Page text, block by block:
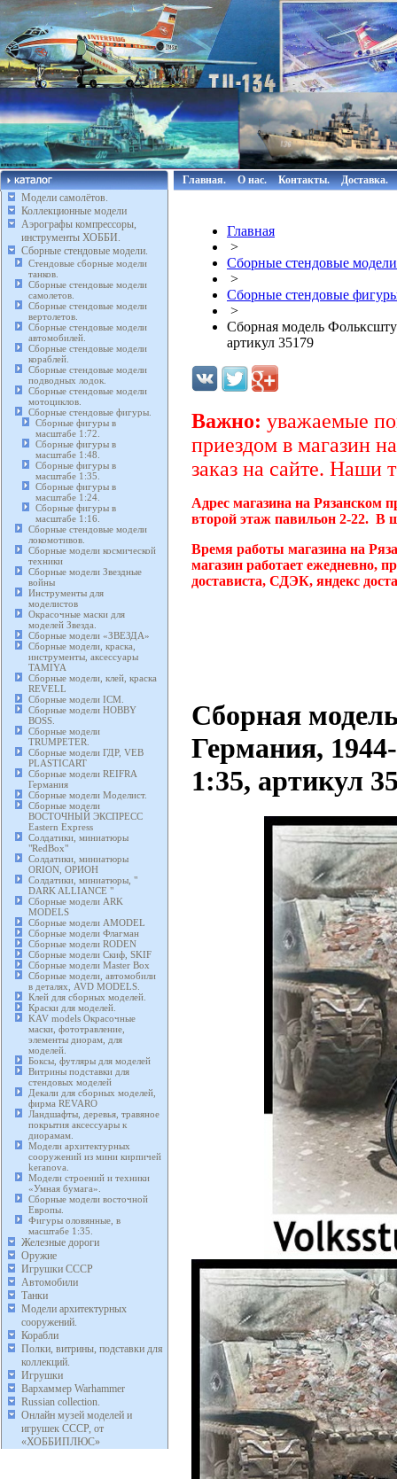
Модели самолётов.
Коллекционные модели
Аэрографы компрессоры,
инструменты ХОББИ.
Сборные стендовые модели.
Стендовые сборные модели
танков.
Сборные стендовые модели
самолетов.
Сборные стендовые модели
вертолетов.
Сборные стендовые модели
автомобилей.
Сборные стендовые модели
кораблей.
Сборные стендовые модели
подводных лодок.
Сборные стендовые модели
мотоциклов.
Сборные стендовые фигуры.
Сборные фигуры в
масштабе 1:72.
Сборные фигуры в
масштабе 1:48.
Сборные фигуры в
масштабе 1:35.
Сборные фигуры в
масштабе 1:24.
Сборные фигуры в
масштабе 1:16.
Сборные стендовые модели
локомотивов.
Сборные модели космической
техники
Сборные модели Звездные
войны
Инструменты для
моделистов
Окрасочные маски для
моделей Звезда.
Сборные модели «ЗВЕЗДА»
Сборные модели, краска,
инструменты, аксессуары
TAMIYA
Сборные модели, клей, краска
REVELL
Сборные модели ICM.
Сборные модели HOBBY
BOSS.
Сборные модели
TRUMPETER.
Сборные модели ГДР, VEB
PLASTICART
Сборные модели REIFRA
Германия
Сборные модели Моделист.
Сборные модели
ВОСТОЧНЫЙ ЭКСПРЕСС
Eastern Express
Солдатики, миниатюры
"RedBox"
Солдатики, миниатюры
ORION, ОРИОН
Солдатики, миниатюры, "
DARK ALLIANCE "
Сборные модели ARK
MODELS
Сборные модели AMODEL
Сборные модели Флагман
Сборные модели RODEN
Сборные модели Скиф, SKIF
Сборные модели Master Box
Сборные модели, автомобили
в деталях, AVD MODELS.
Клей для сборных моделей.
Краски для моделей.
KAV models Окрасочные
маски, фототравление,
элементы диорам, для
моделей.
Боксы, футляры для моделей
Витрины подставки для
стендовых моделей
Декали для сборных моделей,
фирма REVARO
Ландшафты, деревья, травяное
покрытия аксессуары к
диорамам.
Модели архитектурных
сооружений из мини кирпичей
keranova.
Модели строений и техники
«Умная бумага».
Сборные модели восточной
Европы.
Фигуры оловянные, в
масштабе 1:35.
Железные дороги
Оружие
Игрушки СССР
Автомобили
Танки
Модели архитектурных
сооружений.
Корабли
Полки, витрины, подставки для
коллекций.
Игрушки
Вархаммер Warhammer
Russian collection.
Онлайн музей моделей и
игрушек СССР, от
«ХОББИПЛЮС»
Главная. О нас. Контакты. Доставка.
Главная
>
Сборные стендовые
>
Сборные стендовые
>
Сборная модель
артикул 35179
Важно: уважаемые
приездом в магазин
заказ на сайте. Наши
Адрес магазина на Рязанском
второй этаж павильон 2-22. В
Время работы магазина на
магазин работает ежедневно,
достависта, СДЭК, яндекс
Сборная
Германия,
1:35, артикул